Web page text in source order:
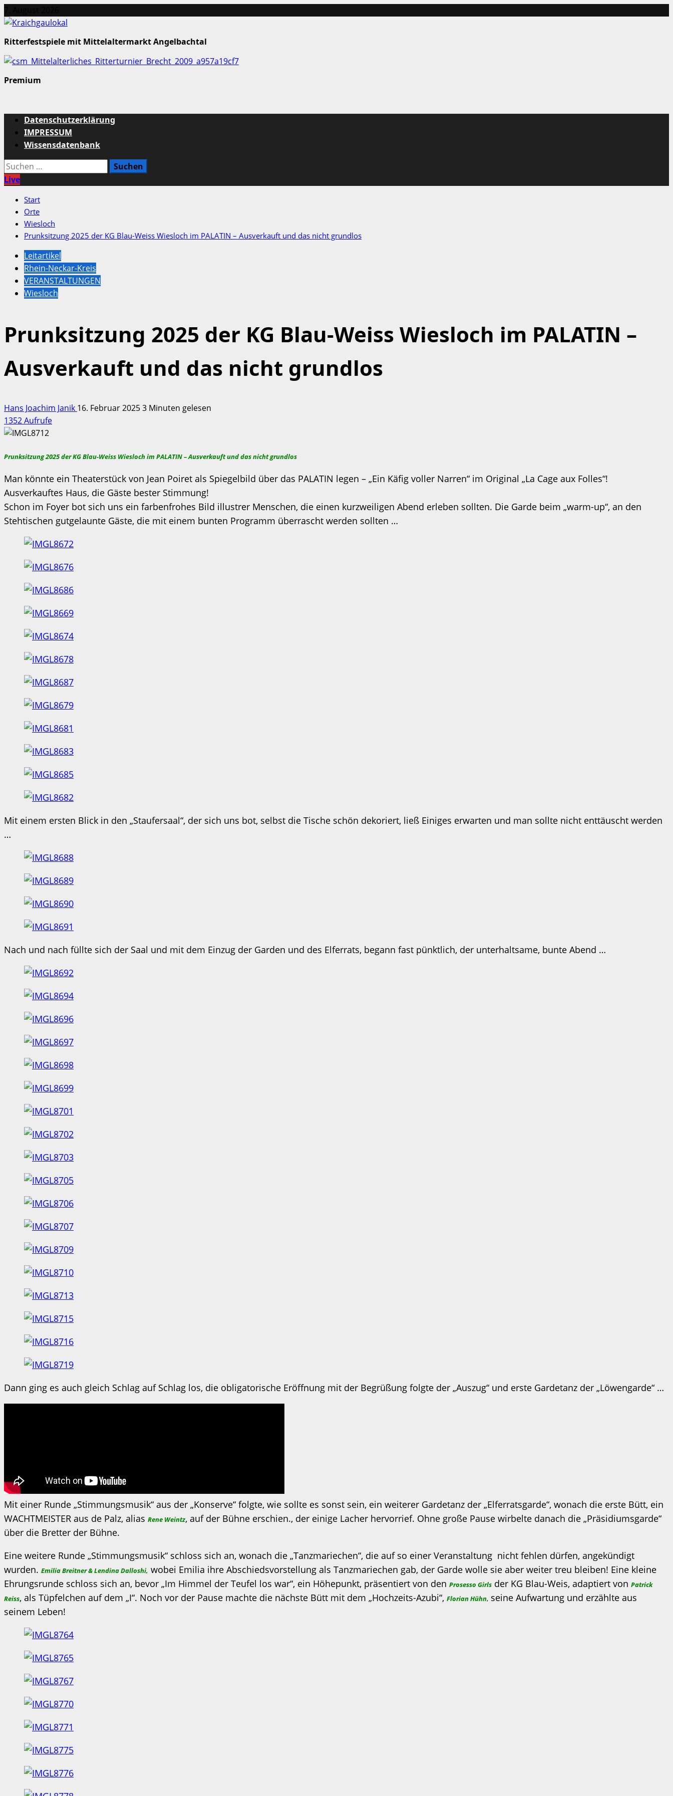
Inhalt
Ritterfestspiele mit Mittelaltermarkt Angelbachtal
Premium
Primäres
Menü
Datenschutzerklärung
IMPRESSUM
Wissensdatenbank
Suchen
nach:
Live
Start
Orte
Wiesloch
Prunksitzung 2025 der KG Blau-Weiss Wiesloch im PALATIN – Ausverkauft und das nicht grundlos
Leitartikel
Rhein-Neckar-Kreis
VERANSTALTUNGEN
Wiesloch
Prunksitzung 2025 der KG Blau-Weiss Wiesloch im PALATIN –
Ausverkauft und das nicht grundlos
Hans Joachim Janik 16. Februar 20253 Minuten gelesen
1352 Aufrufe
Prunksitzung 2025 der KG Blau-Weiss Wiesloch im PALATIN – Ausverkauft und das nicht grundlos
Man könnte ein Theaterstück von Jean Poiret als Spiegelbild über das PALATIN legen – „Ein Käfig voller Narren“ im Original „La Cage aux Folles“!
Ausverkauftes Haus, die Gäste bester Stimmung!
Schon im Foyer bot sich uns ein farbenfrohes Bild illustrer Menschen, die einen kurzweiligen Abend erleben sollten. Die Garde beim „warm-up“, an den
Stehtischen gutgelaunte Gäste, die mit einem bunten Programm überrascht werden sollten …
Mit einem ersten Blick in den „Staufersaal“, der sich uns bot, selbst die Tische schön dekoriert, ließ Einiges erwarten und man sollte nicht enttäuscht werden
…
Nach und nach füllte sich der Saal und mit dem Einzug der Garden und des Elferrats, begann fast pünktlich, der unterhaltsame, bunte Abend …
Dann ging es auch gleich Schlag auf Schlag los, die obligatorische Eröffnung mit der Begrüßung folgte der „Auszug“ und erste Gardetanz der „Löwengarde“ …
Mit einer Runde „Stimmungsmusik“ aus der „Konserve“ folgte, wie sollte es sonst sein, ein weiterer Gardetanz der „Elferratsgarde“, wonach die erste Bütt, ein
WACHTMEISTER aus de Palz, alias Rene Weintz, auf der Bühne erschien., der einige Lacher hervorrief. Ohne große Pause wirbelte danach die „Präsidiumsgarde“
über die Bretter der Bühne.
Eine weitere Runde „Stimmungsmusik“ schloss sich an, wonach die „Tanzmariechen“, die auf so einer Veranstaltung nicht fehlen dürfen, angekündigt
wurden. Emilia Breitner & Lendina Dalloshi, wobei Emilia ihre Abschiedsvorstellung als Tanzmariechen gab, der Garde wolle sie aber weiter treu bleiben! Eine kleine
Ehrungsrunde schloss sich an, bevor „Im Himmel der Teufel los war“, ein Höhepunkt, präsentiert von den Prosesso Girls der KG Blau-Weis, adaptiert von Patrick
Reiss, als Tüpfelchen auf dem „I“. Noch vor der Pause machte die nächste Bütt mit dem „Hochzeits-Azubi“, Florian Hühn, seine Aufwartung und erzählte aus
seinem Leben!